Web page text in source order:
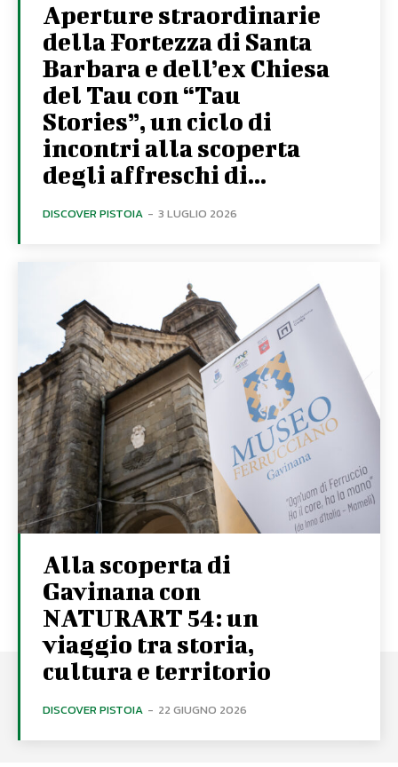
Aperture straordinarie
della Fortezza di Santa
Barbara e dell’ex Chiesa
del Tau con “Tau
Stories”, un ciclo di
incontri alla scoperta
degli affreschi di...
DISCOVER PISTOIA - 3 LUGLIO 2026
Alla scoperta di
Gavinana con
NATURART 54: un
viaggio tra storia,
cultura e territorio
DISCOVER PISTOIA - 22 GIUGNO 2026